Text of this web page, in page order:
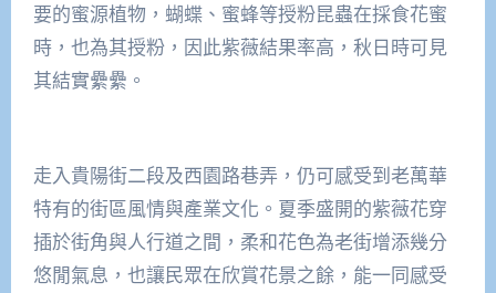
要的蜜源植物，蝴蝶、蜜蜂等授粉昆蟲在採食花蜜
時，也為其授粉，因此紫薇結果率高，秋日時可見
其結實纍纍。
走入貴陽街二段及西園路巷弄，仍可感受到老萬華
特有的街區風情與產業文化。夏季盛開的紫薇花穿
插於街角與人行道之間，柔和花色為老街增添幾分
悠閒氣息，也讓民眾在欣賞花景之餘，能一同感受